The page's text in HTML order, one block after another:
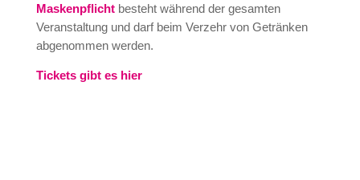
Maskenpflichtbesteht während der gesamten
Veranstaltung und darf beim Verzehr von Getränken
abgenommen werden.
Tickets gibt es hier